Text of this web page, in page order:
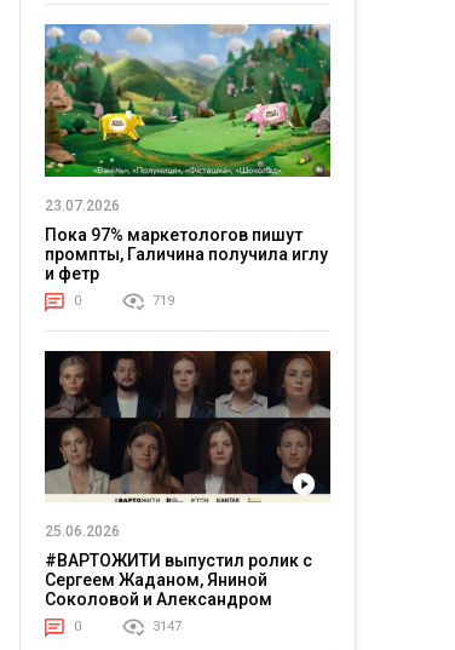
23.07.2026
Пока 97% маркетологов пишут
промпты, Галичина получила иглу
и фетр
0 719
25.06.2026
#ВАРТОЖИТИ выпустил ролик с
Сергеем Жаданом, Яниной
Соколовой и Александром
Тереном о жизни в постоянном
напряжении
0 3147